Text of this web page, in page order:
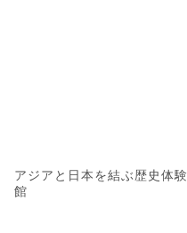
アジアと日本を結ぶ歴史体験
館